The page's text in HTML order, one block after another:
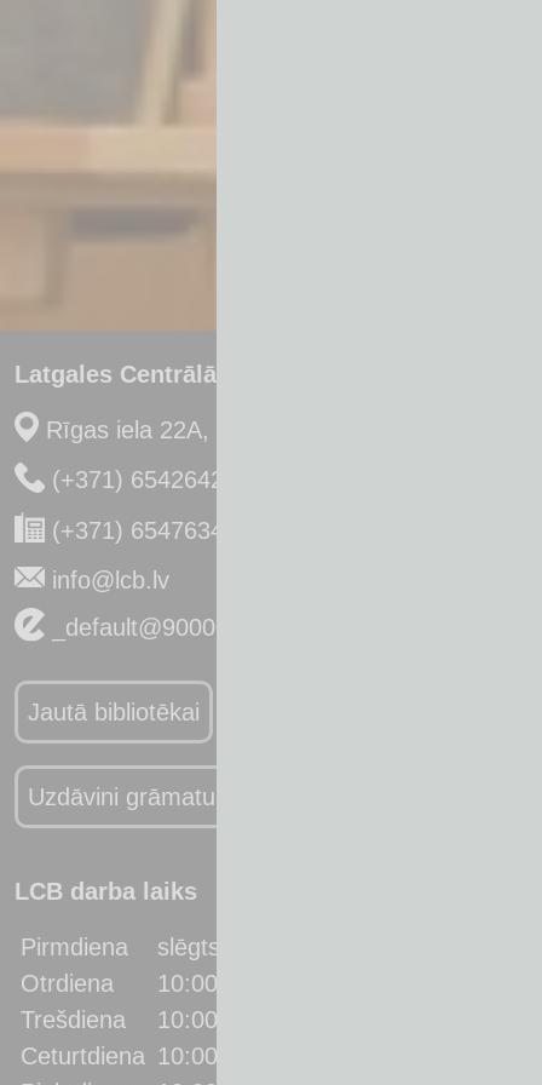
Latgales Centrālā Bibliotēka
Rīgas iela 22A, Daugavpils, LV-5401
(+371) 65426422
(+371) 65476341
info@lcb.lv
_default@90000066637
Jautā bibliotēkai
Uzdāvini grāmatu bibliotēkai
LCB darba laiks
Pirmdiena
slēgts
Otrdiena
10:00 - 19:00
Trešdiena
10:00 - 19:00
Ceturtdiena 10:00 - 19:00